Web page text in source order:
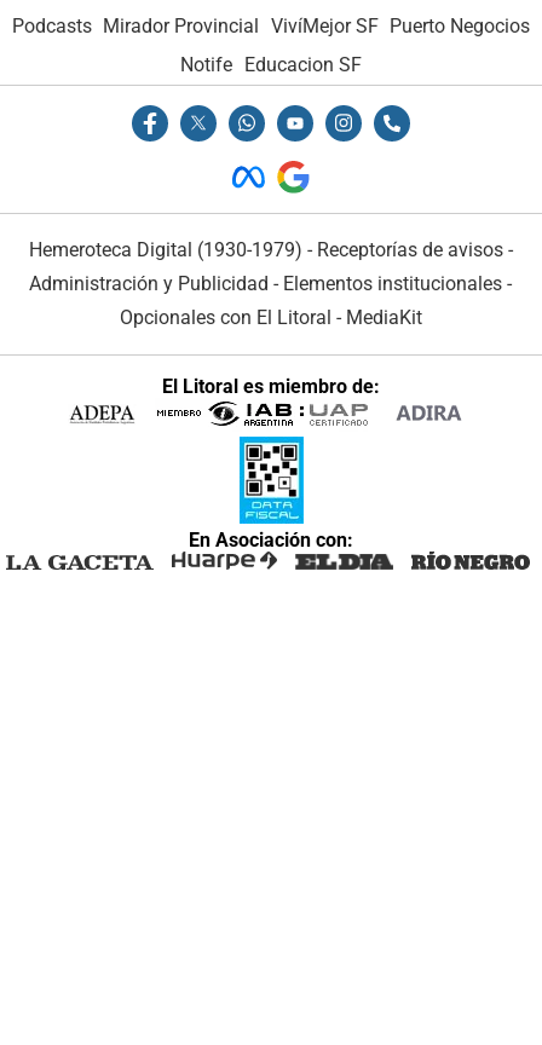
Podcasts Mirador Provincial VivíMejor SF Puerto Negocios
Notife Educacion SF
Hemeroteca Digital (1930-1979) - Receptorías de avisos -
Administración y Publicidad - Elementos institucionales -
Opcionales con El Litoral - MediaKit
El Litoral es miembro de:
En Asociación con: